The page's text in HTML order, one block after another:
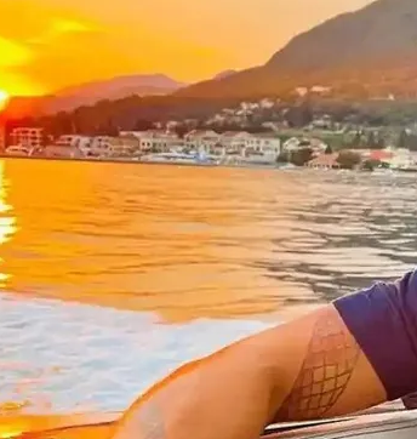
Redacción digital Noticias Cuatro
15 ABR 2025 - 20:48h.
Andrew Tate es un influencer de
referente de la llamada manosfera
En sus discursos virales afirma
trabajadoras del sexo, su único
llamado novio”
Tate amasa una fortuna que
adultos y de su universidad de
millonario